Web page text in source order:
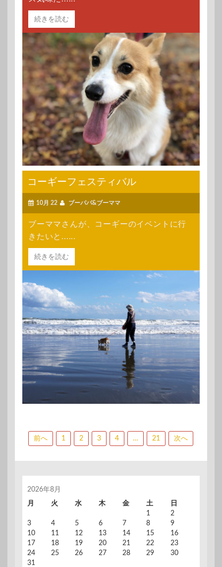
続きを読む
コーギーフェスティバル
10月 22 ブーパパ&ブーママ
ブーママさんが、コーギーのイベントに行
きたいと......
続きを読む
投
ペ
ー
ジ
送
り
前へ 1 2 3 4 … 21 次へ
2026年8月
月
火 水 木 金 土
日
1
2
3
4 5 6 7 8
9
10
11 12 13 14 15
16
17
18 19 20 21 22
23
24
25 26 27 28 29
30
31